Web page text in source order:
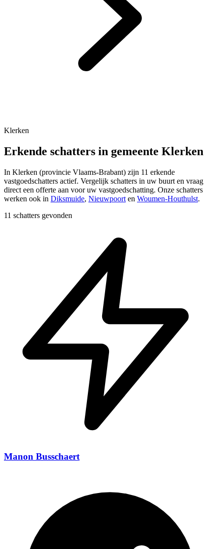
Klerken
Erkende schatters in gemeente Klerken
In Klerken (provincie Vlaams-Brabant) zijn 11 erkende
vastgoedschatters actief. Vergelijk schatters in uw buurt en vraag
direct een offerte aan voor uw vastgoedschatting. Onze schatters
werken ook in Diksmuide, Nieuwpoort en Woumen-Houthulst.
11 schatters gevonden
Manon Busschaert